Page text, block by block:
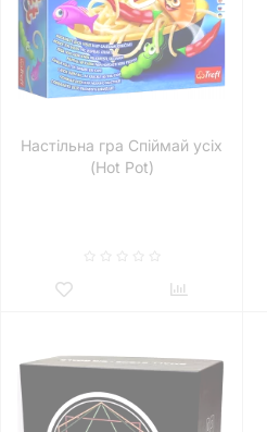
Настільна гра Спіймай усіх
(Hot Pot)